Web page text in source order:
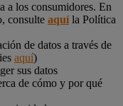
a los consumidores. En
consulte aquíla Política
de datos a través de
aquí)
sus datos
de cómo y por qué